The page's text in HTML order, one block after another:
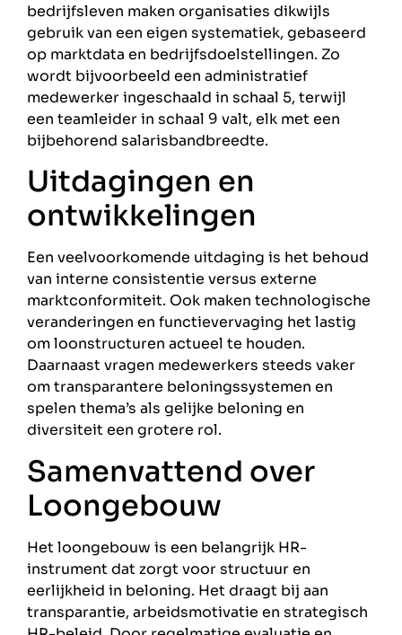
bedrijfsleven maken organisaties dikwijls
gebruik van een eigen systematiek, gebaseerd
op marktdata en bedrijfsdoelstellingen. Zo
wordt bijvoorbeeld een administratief
medewerker ingeschaald in schaal 5, terwijl
een teamleider in schaal 9 valt, elk met een
bijbehorend salarisbandbreedte.
Uitdagingen en
ontwikkelingen
Een veelvoorkomende uitdaging is het behoud
van interne consistentie versus externe
marktconformiteit. Ook maken technologische
veranderingen en functievervaging het lastig
om loonstructuren actueel te houden.
Daarnaast vragen medewerkers steeds vaker
om transparantere beloningssystemen en
spelen thema’s als gelijke beloning en
diversiteit een grotere rol.
Samenvattend over
Loongebouw
Het loongebouw is een belangrijk HR-
instrument dat zorgt voor structuur en
eerlijkheid in beloning. Het draagt bij aan
transparantie, arbeidsmotivatie en strategisch